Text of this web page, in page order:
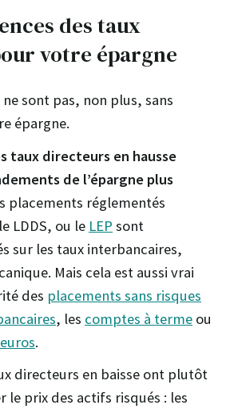
des taux
votre épargne
sont pas, non plus, sans
épargne.
taux directeurs en hausse
de l’épargne plus
placements réglementés
LDDS, ou le LEP sont
sur les taux interbancaires,
Mais cela est aussi vrai
des placements sans risques
, les comptes à terme ou
.
directeurs en baisse ont plutôt
le prix des actifs risqués : les